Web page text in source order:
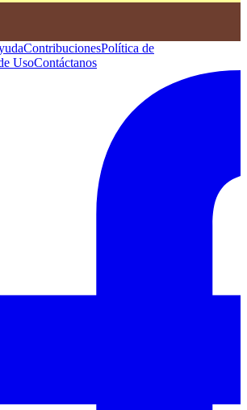
ContribucionesPolítica de
UsoContáctanos